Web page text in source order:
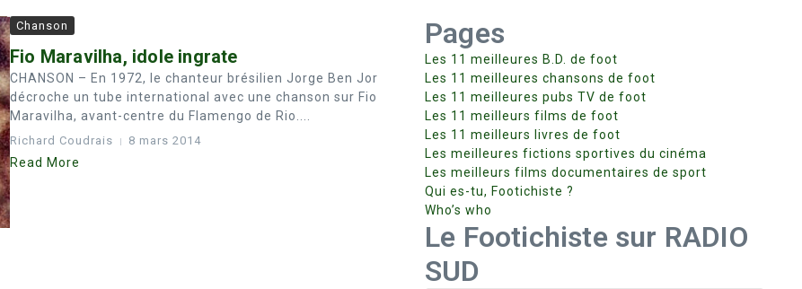
Chanson
Fio Maravilha, idole ingrate
CHANSON – En 1972, le chanteur brésilien Jorge Ben Jor
décroche un tube international avec une chanson sur Fio
Maravilha, avant-centre du Flamengo de Rio....
Richard Coudrais 8 mars 2014
Read More
Pages
Les 11 meilleures B.D. de foot
Les 11 meilleures chansons de foot
Les 11 meilleures pubs TV de foot
Les 11 meilleurs films de foot
Les 11 meilleurs livres de foot
Les meilleures fictions sportives du cinéma
Les meilleurs films documentaires de sport
Qui es-tu, Footichiste ?
Who’s who
Le Footichiste sur RADIO
SUD